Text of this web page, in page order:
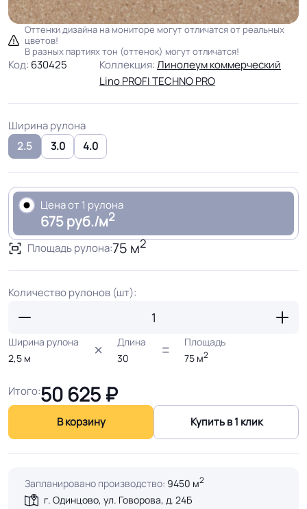
Оттенки дизайна на мониторе могут отличатся от реальных
цветов!
В разных партиях тон (оттенок) могут отличатся!
Код: 630425 Коллекция:Линолеум коммерческий
Lino PROFI TECHNO PRO
Ширина рулона
2.5
3.0 4.0
Цена от 1 рулона
675 руб./м2
Площадь рулона:75 м2
Количество рулонов (шт):
Ширина рулона
2,5 м
Длина
30
Площадь
75 м2
Итого:50 625 ₽
В корзину Купить в 1 клик
Запланировано производство: 9450 м2
г. Одинцово, ул. Говорова, д. 24Б